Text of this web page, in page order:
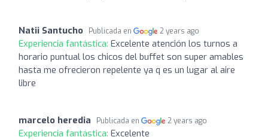
Natii Santucho Publicada en 2 years ago
Experiencia fantástica: Excelente atención los turnos a
horario puntual los chicos del buffet son super amables
hasta me ofrecieron repelente ya q es un lugar al aire
libre
marcelo heredia Publicada en 2 years ago
Experiencia fantástica: Excelente